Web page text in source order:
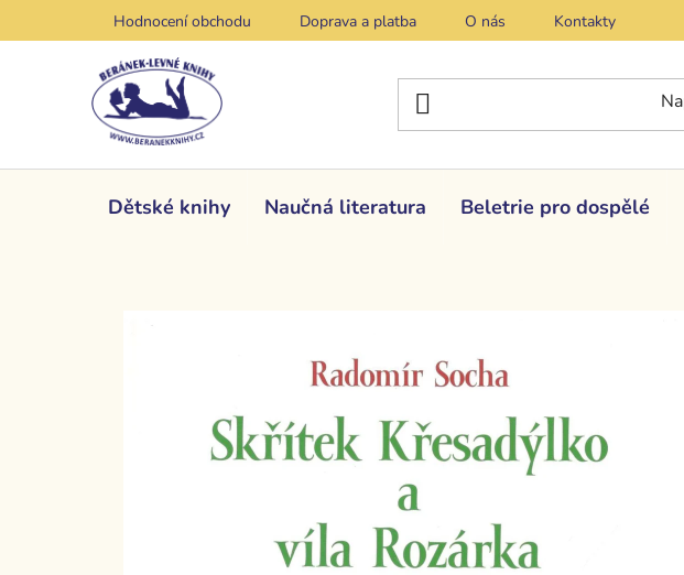
na
Hodnocení obchodu Doprava a platba O nás Kontakty
Dětské knihy Naučná literatura Beletrie pro dospělé